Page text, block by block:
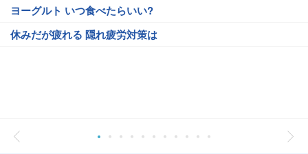
ヨーグルト いつ食べたらいい?
休みだが疲れる 隠れ疲労対策は